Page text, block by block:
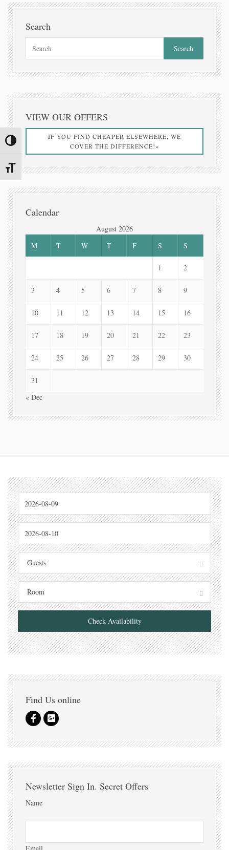
Toggle High Contrast
Toggle Font size
Search
VIEW OUR OFFERS
IF YOU FIND CHEAPER ELSEWHERE, WE
COVER THE DIFFERENCE!»
Calendar
August 2026
M
T W T F S S
1 2
3 4 5 6 7 8 9
10 11 12 13 14 15 16
17 18 19 20 21 22 23
24 25 26 27 28 29 30
31
« Dec
Guests
Room
Check Availability
Find Us online
Newsletter Sign In. Secret Offers
Name